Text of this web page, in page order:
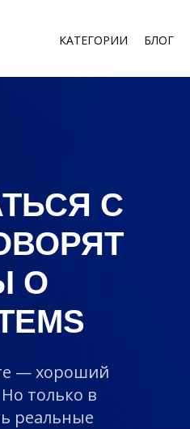
КАТЕГОРИИ БЛОГ
С
О
— хороший
только в
реальные